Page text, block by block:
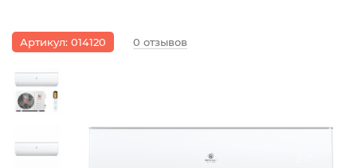
Артикул: 014120 0 отзывов